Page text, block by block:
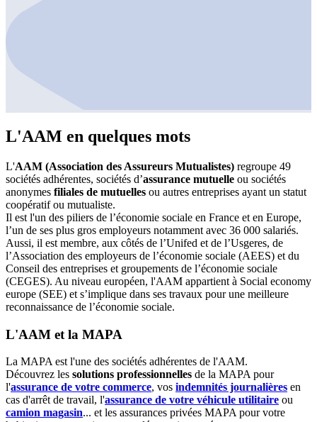
L'AAM en quelques mots
L'AAM (Association des Assureurs Mutualistes) regroupe 49
sociétés adhérentes, sociétés d’assurance mutuelle ou sociétés
anonymes filiales de mutuelles ou autres entreprises ayant un statut
coopératif ou mutualiste.
Il est l'un des piliers de l’économie sociale en France et en Europe,
l’un de ses plus gros employeurs notamment avec 36 000 salariés.
Aussi, il est membre, aux côtés de l’Unifed et de l’Usgeres, de
l’Association des employeurs de l’économie sociale (AEES) et du
Conseil des entreprises et groupements de l’économie sociale
(CEGES). Au niveau européen, l'AAM appartient à Social economy
europe (SEE) et s’implique dans ses travaux pour une meilleure
reconnaissance de l’économie sociale.
L'AAM et la MAPA
La MAPA est l'une des sociétés adhérentes de l'AAM.
Découvrez les solutions professionnelles de la MAPA pour
l'assurance de votre commerce, vos indemnités journalières en
cas d'arrêt de travail, l'assurance de votre véhicule utilitaire ou
camion magasin... et les assurances privées MAPA pour votre